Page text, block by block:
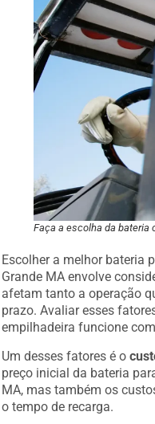
Faça a escolha da bateria
Escolher a melhor bateria
Grande MA envolve
afetam tanto a operação
prazo. Avaliar esses
empilhadeira funcione
Um desses fatores é o
preço inicial da bateria
MA, mas também os
o tempo de recarga.